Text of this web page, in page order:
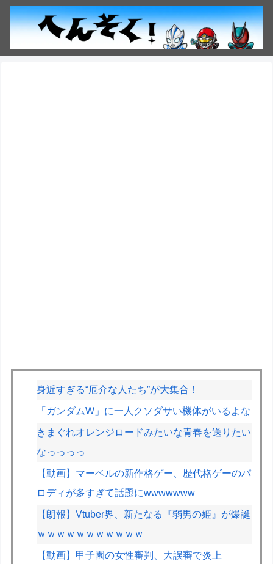
身近すぎる“厄介な人たち”が大集合！
「ガンダムW」に一人クソダサい機体がいるよな
きまぐれオレンジロードみたいな青春を送りたい
なっっっっ
【動画】マーベルの新作格ゲー、歴代格ゲーのパ
ロディが多すぎて話題にwwwwwww
【朗報】Vtuber界、新たなる『弱男の姫』が爆誕
ｗｗｗｗｗｗｗｗｗｗｗ
【動画】甲子園の女性審判、大誤審で炎上